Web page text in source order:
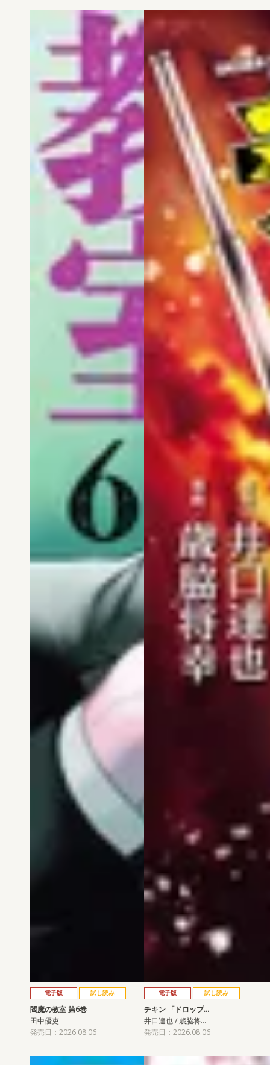
電子版 試し読み
閻魔の教室 第6巻
田中優吏
発売日：2026.08.06
電子版 試し読み
チキン 「ドロップ…
井口達也 / 歳脇将…
発売日：2026.08.06